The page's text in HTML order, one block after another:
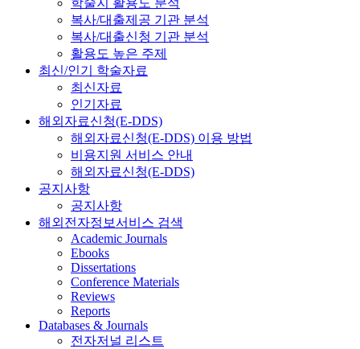
학술지 활용도 분석
복사/대출제공 기관 분석
복사/대출신청 기관 분석
활용도 높은 주제
최신/인기 학술자료
최신자료
인기자료
해외자료신청(E-DDS)
해외자료신청(E-DDS) 이용 방법
비용지원 서비스 안내
해외자료신청(E-DDS)
공지사항
공지사항
해외전자정보서비스 검색
Academic Journals
Ebooks
Dissertations
Conference Materials
Reviews
Reports
Databases & Journals
전자저널 리스트